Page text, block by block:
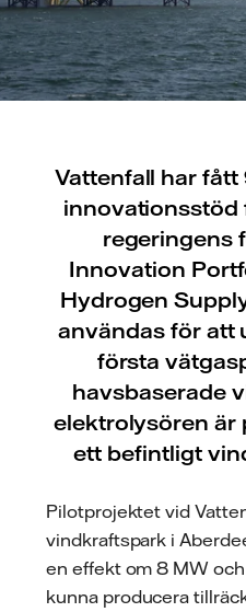
Vattenfall har fått
innovationsstöd
regeringens
Innovation
Hydrogen
användas för att
första
havsbaserade
elektrolysören är
ett befintligt
Pilotprojektet vid
vindkraftspark i
en effekt om 8 MW
kunna producera